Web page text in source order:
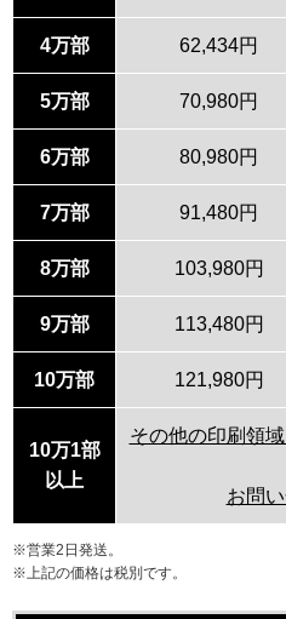
4万部 62,434円
5万部 70,980円
6万部 80,980円
7万部 91,480円
8万部 103,980円
9万部 113,480円
10万部 121,980円
10万1部
以上
その他の印刷領
お問
※営業2日発送。
※上記の価格は税別です。